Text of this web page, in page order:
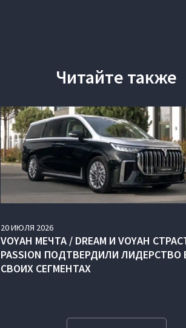
Читайте также
20ИЮЛЯ 2026
VOYAH МЕЧТА / DREAM И VOYAH
PASSION ПОДТВЕРДИЛИ ЛИДЕРСТВО
СВОИХ СЕГМЕНТАХ